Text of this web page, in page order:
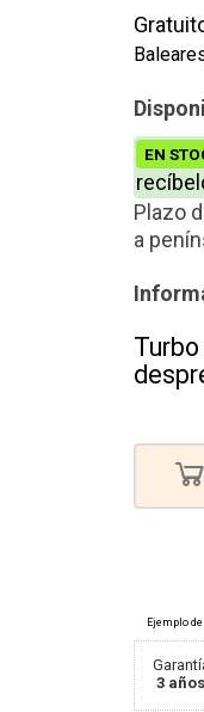
EN
Plazo
a
3 años